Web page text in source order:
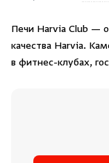
Краны
Печи Harvia Club —
качества Harvia.
в фитнес-клубах,